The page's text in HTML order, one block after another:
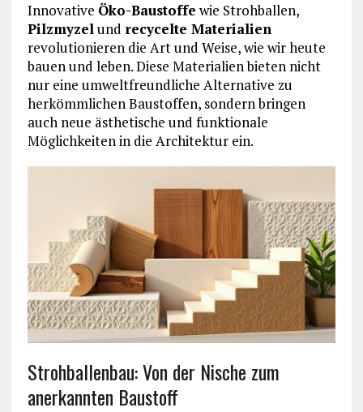
Innovative Öko-Baustoffe wie Strohballen,
Pilzmyzelund recycelte Materialien
revolutionieren die Art und Weise, wie wir heute
bauen und leben. Diese Materialien bieten nicht
nur eine umweltfreundliche Alternative zu
herkömmlichen Baustoffen, sondern bringen
auch neue ästhetische und funktionale
Möglichkeiten in die Architektur ein.
Strohballenbau: Von der Nische zum
anerkannten Baustoff